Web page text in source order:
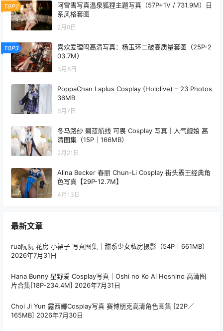
TOP2
阿雪雪写真温泉狐狸主题写真（57P+1V / 731.9M）日
系风格套图
2月8日
TOP3
喜欢爱理吗高清写真：杨玉环二破高质量套图（25P-2
03.7M）
3月8日
PoppaChan Laplus Cosplay (Hololive) – 23 Photos
36MB
6月7日
冬马路纱 碧蓝航线 可畏 Cosplay 写真｜人气舰娘 高
清图集（15P｜166MB）
2月21日
Alina Becker 春丽 Chun-Li Cosplay 街头霸王经典角
色写真【29P-12.7M】
4月13日
最新文章
rua阮阮 花房 小裙子 写真图集｜甜系少女私房摄影（54P｜661MB）
2026年7月31日
Hana Bunny 星野爱 Cosplay写真｜Oshi no Ko Ai Hoshino 高清图
片合集[18P-234.4M] 2026年7月31日
Choi Ji Yun 露西娜Cosplay写真 赛博朋克高清角色图集 [22P／
165MB] 2026年7月30日